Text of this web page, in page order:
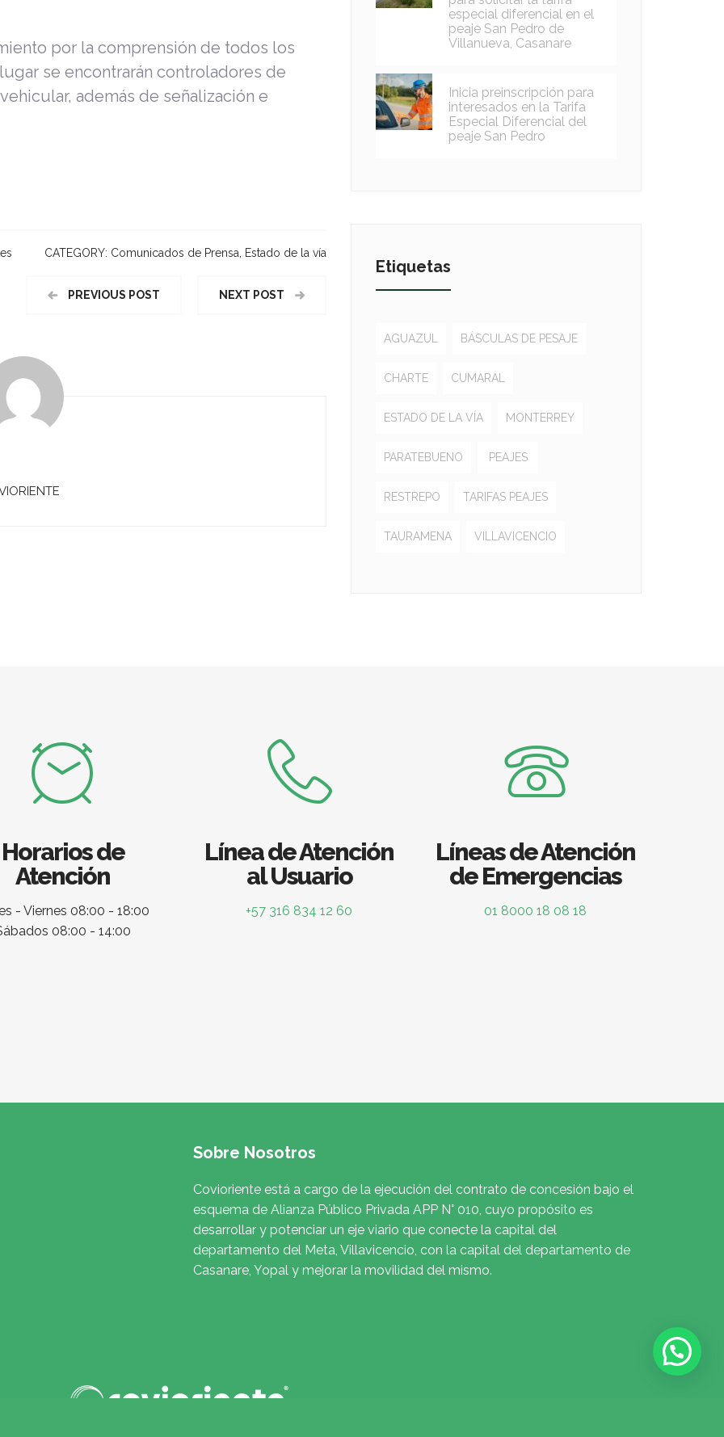
por la comprensión de todos los
se encontrarán controladores de
además de señalización e
CATEGORY: Comunicados de Prensa Estado de la vía
PREVIOUS POST NEXT POST
especial diferencial en el
peaje San Pedro de
Villanueva, Casanare
Inicia preinscripción para
interesados en la Tarifa
Especial Diferencial del
peaje San Pedro
Etiquetas
AGUAZUL BÁSCULAS DE PESAJE
CHARTE CUMARAL
ESTADO DE LA VÍA MONTERREY
PARATEBUENO PEAJES
RESTREPO TARIFAS PEAJES
TAURAMENA VILLAVICENCIO
Horarios de
Atención
- Viernes 08:00 - 18:00
08:00 - 14:00
Línea de Atención
al Usuario
+57 316 834 12 60
Líneas de Atención
de Emergencias
01 8000 18 08 18
Sobre Nosotros
Covioriente está a cargo de la ejecución del contrato de concesión bajo el
esquema de Alianza Público Privada APP N° 010, cuyo propósito es
desarrollar y potenciar un eje viario que conecte la capital del
departamento del Meta, Villavicencio, con la capital del departamento de
Casanare, Yopal y mejorar la movilidad del mismo.